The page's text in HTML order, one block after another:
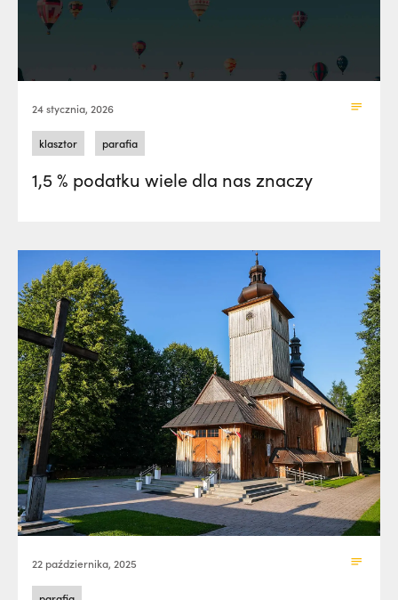
24 stycznia, 2026
klasztor parafia
1,5 % podatku wiele dla nas znaczy
22 października, 2025